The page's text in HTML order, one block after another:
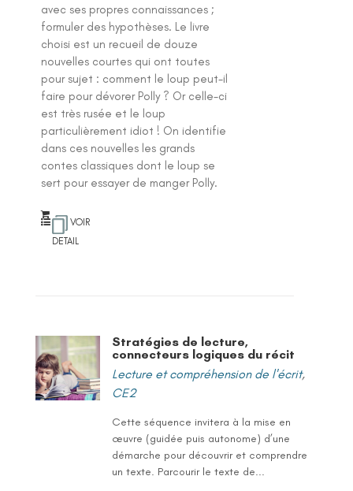
avec ses propres connaissances ;
formuler des hypothèses. Le livre
choisi est un recueil de douze
nouvelles courtes qui ont toutes
pour sujet : comment le loup peut-il
faire pour dévorer Polly ? Or celle-ci
est très rusée et le loup
particulièrement idiot ! On identifie
dans ces nouvelles les grands
contes classiques dont le loup se
sert pour essayer de manger Polly.
VOIR
DETAIL
Stratégies de lecture,
connecteurs logiques du récit
Lecture et compréhension de l'écrit,
CE2
Cette séquence invitera à la mise en
œuvre (guidée puis autonome) d’une
démarche pour découvrir et comprendre
un texte. Parcourir le texte de...